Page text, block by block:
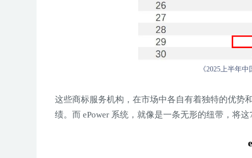
《2025上半年
这些商标服务机构，在市场中各自有着独特的优势
绩。而 ePower 系统，就像是一条无形的纽带，将这